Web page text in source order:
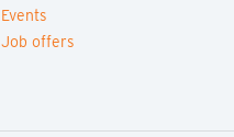
Events
Job offers